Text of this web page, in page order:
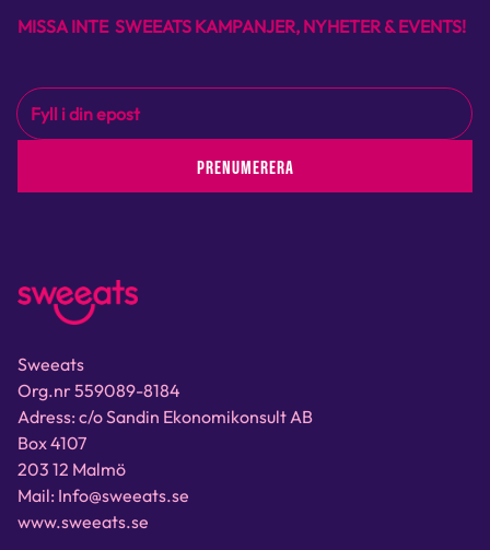
MISSA INTE SWEEATS KAMPANJER, NYHETER & EVENTS!
PRENUMERERA
Sweeats
Org.nr 559089-8184
Adress: c/o Sandin Ekonomikonsult AB
Box 4107
203 12 Malmö
Mail: Info@sweeats.se
www.sweeats.se